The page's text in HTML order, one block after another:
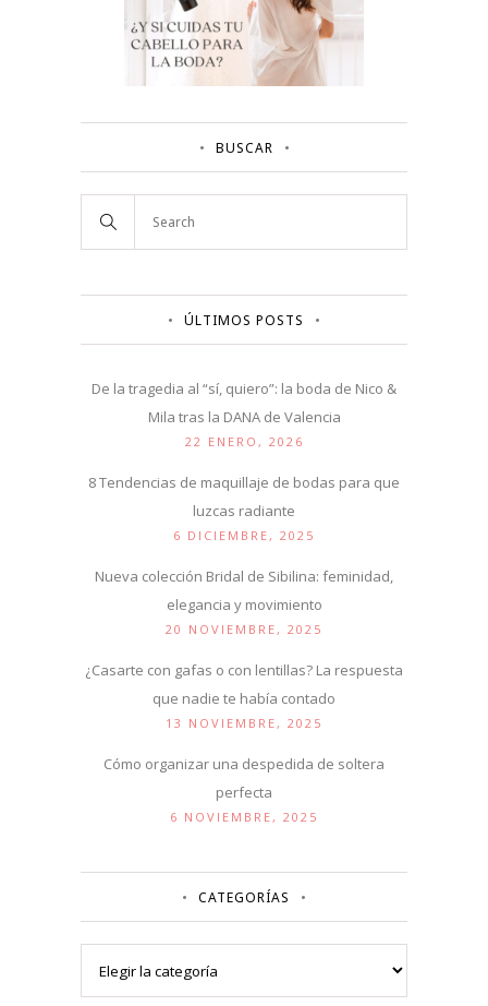
BUSCAR
ÚLTIMOS POSTS
De la tragedia al “sí, quiero”: la boda de Nico &
Mila tras la DANA de Valencia
22 ENERO, 2026
8 Tendencias de maquillaje de bodas para que
luzcas radiante
6 DICIEMBRE, 2025
Nueva colección Bridal de Sibilina: feminidad,
elegancia y movimiento
20 NOVIEMBRE, 2025
¿Casarte con gafas o con lentillas? La respuesta
que nadie te había contado
13 NOVIEMBRE, 2025
Cómo organizar una despedida de soltera
perfecta
6 NOVIEMBRE, 2025
CATEGORÍAS